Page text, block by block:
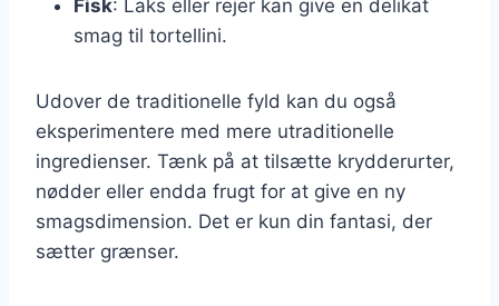
Fisk: Laks eller rejer kan give en delikat
smag til tortellini.
Udover de traditionelle fyld kan du også
eksperimentere med mere utraditionelle
ingredienser. Tænk på at tilsætte krydderurter,
nødder eller endda frugt for at give en ny
smagsdimension. Det er kun din fantasi, der
sætter grænser.